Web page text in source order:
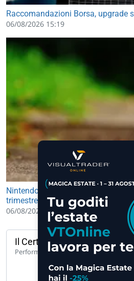
Raccomandazioni Borsa, upgrade
06/08/2026 15:19
Nintendo: utile netto in crescita del
trimestre 2026-2027
06/08/2026 09:39
Il Certificato del giorno
Performance 1 anno 104,64%
UCH CW CALL